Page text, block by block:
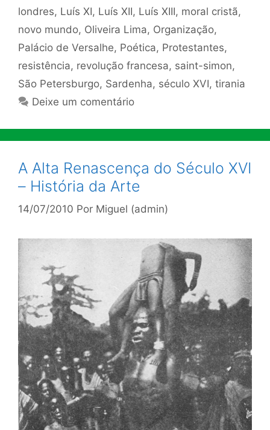
londres, Luís XI, Luís XII, Luís XIII, moral cristã,
novo mundo, Oliveira Lima, Organização,
Palácio de Versalhe, Poética, Protestantes,
resistência, revolução francesa, saint-simon,
São Petersburgo, Sardenha, século XVI, tirania
Deixe um comentário
A Alta Renascença do Século XVI
– História da Arte
14/07/2010 Por Miguel (admin)